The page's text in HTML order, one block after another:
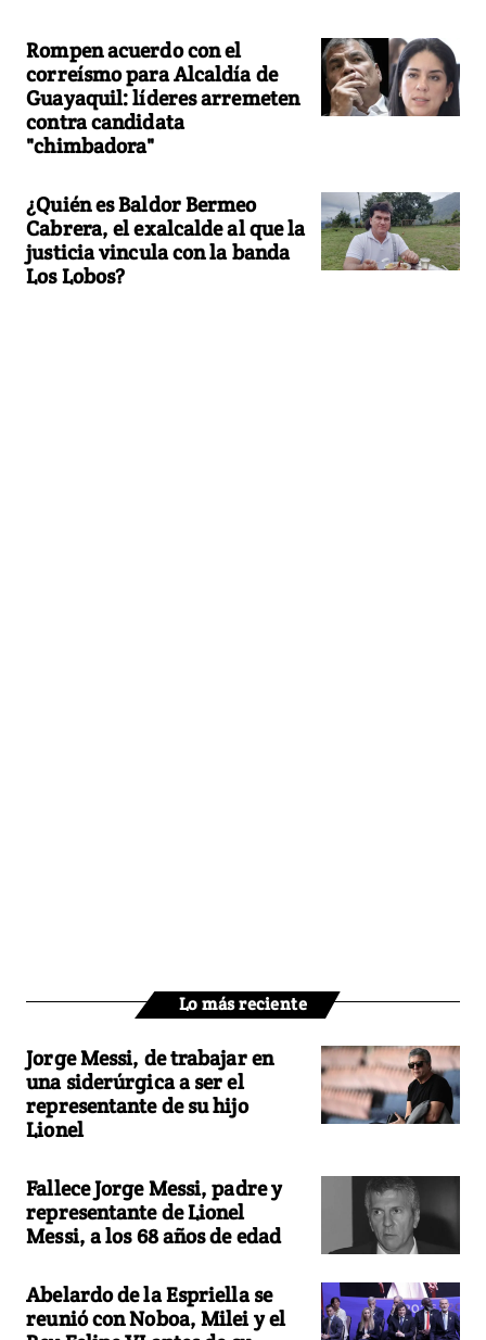
Rompen acuerdo con el
correísmo para Alcaldía de
Guayaquil: líderes arremeten
contra candidata
"chimbadora"
¿Quién es Baldor Bermeo
Cabrera, el exalcalde al que la
justicia vincula con la banda
Los Lobos?
Lo más reciente
Jorge Messi, de trabajar en
una siderúrgica a ser el
representante de su hijo
Lionel
Fallece Jorge Messi, padre y
representante de Lionel
Messi, a los 68 años de edad
Abelardo de la Espriella se
reunió con Noboa, Milei y el